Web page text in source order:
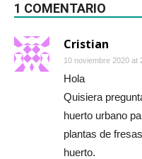
1 COMENTARIO
Cristian
10 noviembre 2020 at
Hola
Quisiera
huerto urbano
plantas de
huerto.